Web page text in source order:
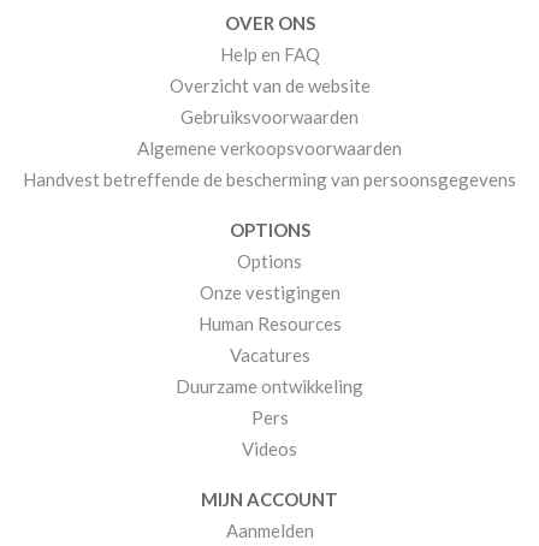
OVER ONS
Help en FAQ
Overzicht van de website
Gebruiksvoorwaarden
Algemene verkoopsvoorwaarden
Handvest betreffende de bescherming van persoonsgegevens
OPTIONS
Options
Onze vestigingen
Human Resources
Vacatures
Duurzame ontwikkeling
Pers
Videos
MIJN ACCOUNT
Aanmelden